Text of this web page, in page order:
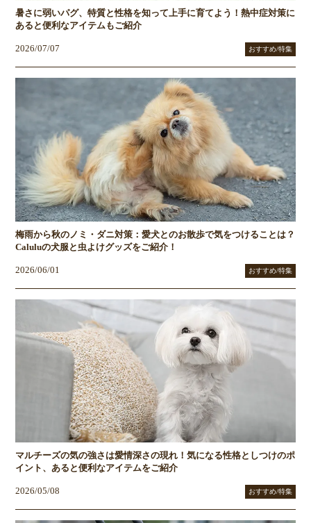
暑さに弱いパグ、特質と性格を知って上手に育てよう！熱中症対策に
あると便利なアイテムもご紹介
2026/07/07 おすすめ/特集
梅雨から秋のノミ・ダニ対策：愛犬とのお散歩で気をつけることは？
Caluluの犬服と虫よけグッズをご紹介！
2026/06/01 おすすめ/特集
マルチーズの気の強さは愛情深さの現れ！気になる性格としつけのポ
イント、あると便利なアイテムをご紹介
2026/05/08 おすすめ/特集